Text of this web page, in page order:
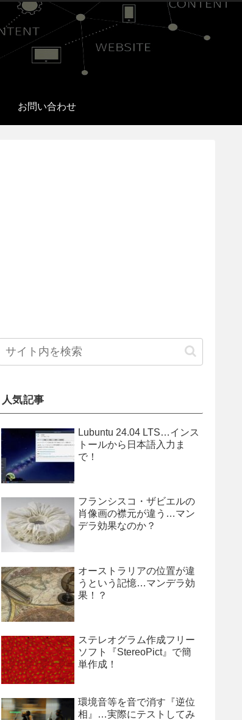
お問い合わせ
人気記事
Lubuntu 24.04 LTS…インス
トールから日本語入力ま
で！
フランシスコ・ザビエルの
肖像画の襟元が違う…マン
デラ効果なのか？
オーストラリアの位置が違
うという記憶…マンデラ効
果！？
ステレオグラム作成フリー
ソフト『StereoPict』で簡
単作成！
環境音等を音で消す『逆位
相』…実際にテストしてみ